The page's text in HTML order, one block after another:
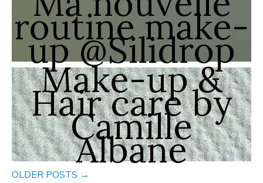
routine make-
up @Silidrop
Make-up &
Hair care by
Camille
Albane
OLDER POSTS →